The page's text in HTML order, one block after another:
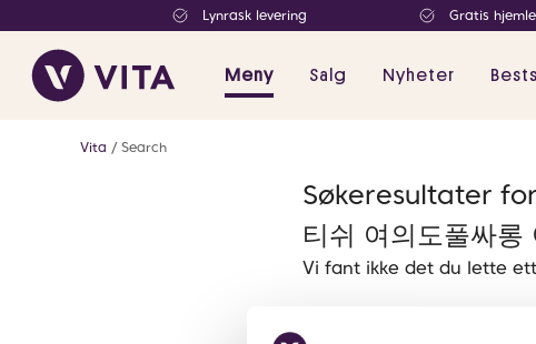
Lynrask levering Gratis
Meny Salg Nyheter
Vita Search
Søkeresultater for
티쉬 여의도풀싸롱
Vi fant ikke det du lette